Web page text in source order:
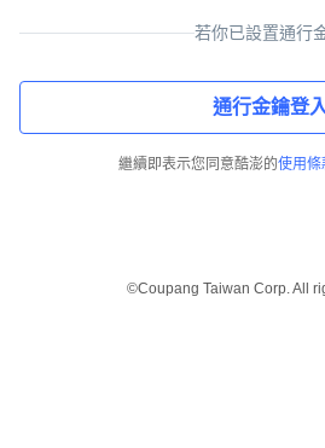
若你已設置通行
通行金鑰登
繼續即表示您同意酷澎的使用條
©Coupang Taiwan Corp. All